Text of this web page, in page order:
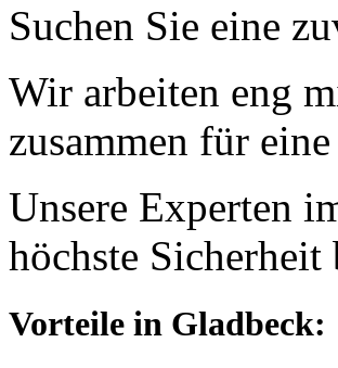
Suchen Sie eine
Wir arbeiten eng
zusammen für
Unsere Experten
höchste
Vorteile in Gladbeck: